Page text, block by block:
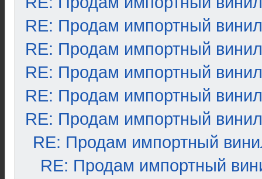
RE: Продам импортный винил
RE: Продам импортный винил
RE: Продам импортный винил
RE: Продам импортный винил
RE: Продам импортный винил
RE: Продам импортный
RE: Продам импортный